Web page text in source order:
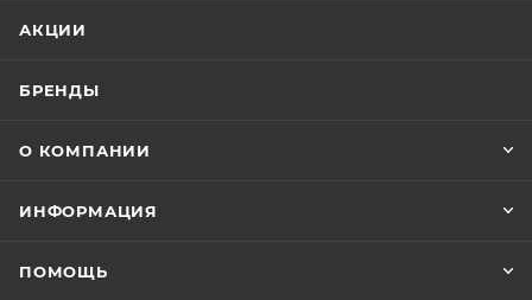
АКЦИИ
БРЕНДЫ
О КОМПАНИИ
ИНФОРМАЦИЯ
ПОМОЩЬ